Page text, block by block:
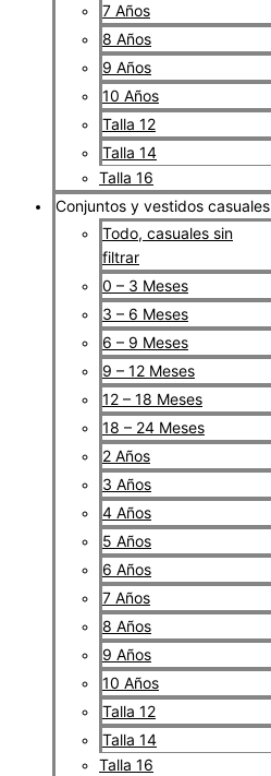
7 Años
8 Años
9 Años
10 Años
Talla 12
Talla 14
Talla 16
Conjuntos y vestidos casuales
Todo, casuales sin
filtrar
0 – 3 Meses
3 – 6 Meses
6 – 9 Meses
9 – 12 Meses
12 – 18 Meses
18 – 24 Meses
2 Años
3 Años
4 Años
5 Años
6 Años
7 Años
8 Años
9 Años
10 Años
Talla 12
Talla 14
Talla 16